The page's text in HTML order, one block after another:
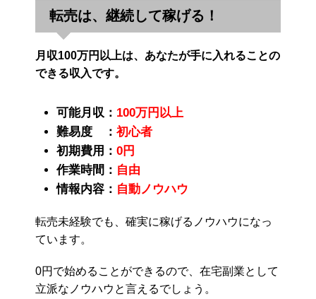
転売は、継続して稼げる！
月収100万円以上は、あなたが手に入れることの
できる収入です。
可能月収： 100万円以上
難易度 ： 初心者
初期費用： 0円
作業時間： 自由
情報内容： 自動ノウハウ
転売未経験でも、確実に稼げるノウハウになっ
ています。
0円で始めることができるので、在宅副業として
立派なノウハウと言えるでしょう。